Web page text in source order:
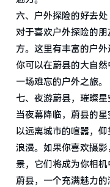
六、户外探险的好去处
对于喜欢户外探险的
方。这里有丰富的户外
你可以在蔚县的大自
一场难忘的户外之旅。
七、夜游蔚县，璀璨
当夜幕降临，蔚县的
以远离城市的喧嚣，
浪漫。如果你喜欢摄
景，它们将成为你相机
蔚县，一个充满魅力